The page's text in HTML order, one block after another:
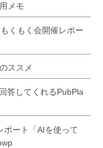
メモ
くもく会開催レポー
ススメ
答してくれるPubPla
ート「AIを使って